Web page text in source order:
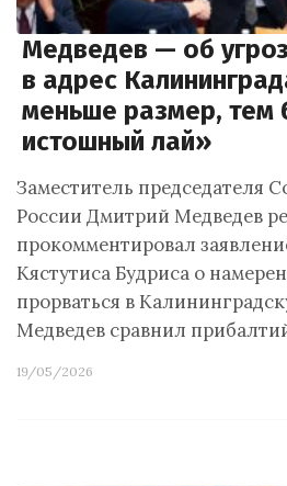
Медведев — об
в адрес
меньше размер, тем
истошный лай»
Заместитель председателя
России Дмитрий Медведев
прокомментировал
Кястутиса Будриса о
прорваться в
Медведев сравнил
19/05/2026